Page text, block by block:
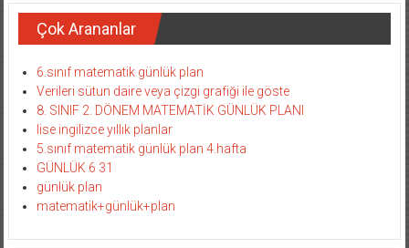
Çok Arananlar
6.sınıf matematik günlük plan
Verileri sütun daire veya çizgi grafiği ile göste
8. SINIF 2. DÖNEM MATEMATİK GÜNLÜK PLANI
lise ingilizce yıllık planlar
5.sınıf matematik günlük plan 4.hafta
GÜNLÜK 6 31
günlük plan
matematik+günlük+plan